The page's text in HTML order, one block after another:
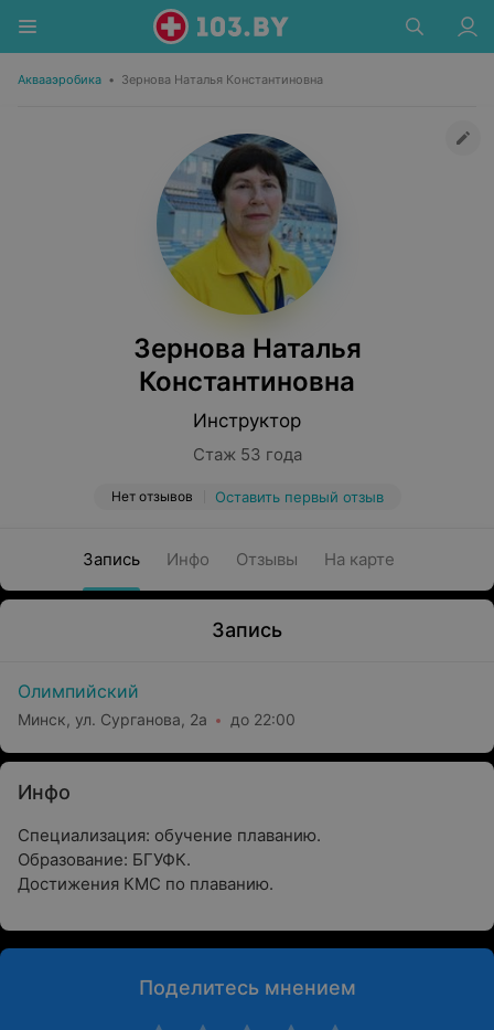
Аквааэробика • Зернова Наталья Константиновна
Зернова Наталья
Константиновна
Инструктор
Стаж 53 года
Нет отзывов Оставить первый отзыв
Запись Инфо Отзывы На карте
Запись
Олимпийский
Минск, ул. Сурганова, 2а до 22:00
Инфо
Специализация: обучение плаванию.
Образование: БГУФК.
Достижения КМС по плаванию.
Поделитесь мнением